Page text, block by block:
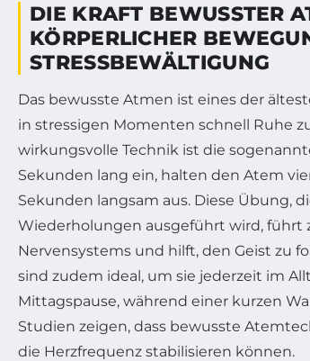
DIE KRAFT BEWUSSTER
KÖRPERLICHER
STRESSBEWÄLTIGUNG
Das bewusste Atmen ist eines der
in stressigen Momenten schnell Ruhe
wirkungsvolle Technik ist die
Sekunden lang ein, halten den Atem
Sekunden langsam aus. Diese Übung,
Wiederholungen ausgeführt wird, führt
Nervensystems und hilft, den Geist zu
sind zudem ideal, um sie jederzeit im
Mittagspause, während einer kurzen
Studien zeigen, dass bewusste
die Herzfrequenz stabilisieren können.